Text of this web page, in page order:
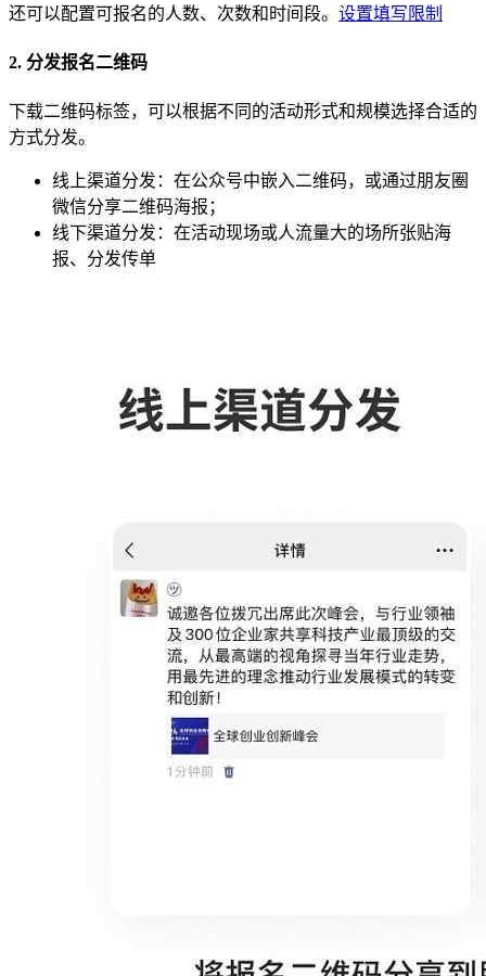
还可以配置可报名的人数、次数和时间段。 设置填写限制
2. 分发报名二维码
下载二维码标签，可以根据不同的活动形式和规模选择合适的
方式分发。
线上渠道分发：在公众号中嵌入二维码，或通过朋友圈
微信分享二维码海报；
线下渠道分发：在活动现场或人流量大的场所张贴海
报、分发传单